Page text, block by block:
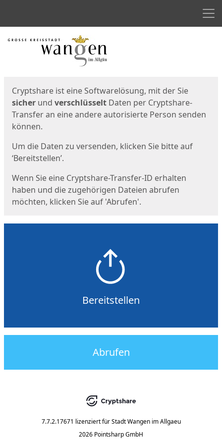
Start
Cryptshare ist eine Softwarelösung, mit der Sie
sicher und verschlüsselt Daten per Cryptshare-
Transfer an eine andere autorisierte Person senden
können.
Um die Daten zu versenden, klicken Sie bitte auf
‘Bereitstellen’.
Wenn Sie eine Cryptshare-Transfer-ID erhalten
haben und die zugehörigen Dateien abrufen
möchten, klicken Sie auf 'Abrufen'.
Bereitstellen
Abrufen
7.7.2.17671 lizenziert für Stadt Wangen im Allgaeu
2026 Pointsharp GmbH